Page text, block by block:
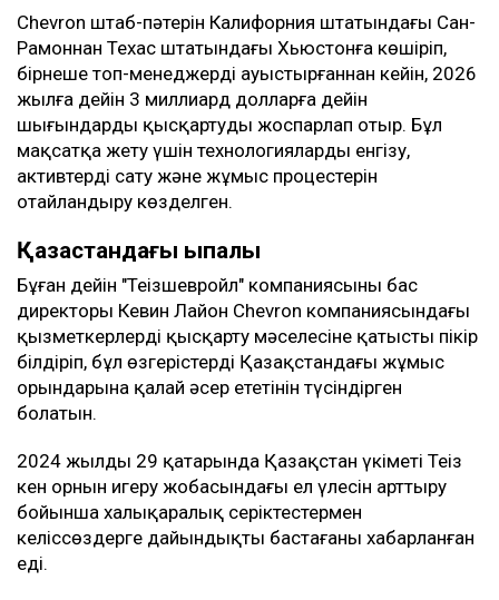
Chevron штаб-пәтерін Калифорния штатындағы Сан-
Рамоннан Техас штатындағы Хьюстонға көшіріп,
бірнеше топ-менеджерді ауыстырғаннан кейін, 2026
жылға дейін 3 миллиард долларға дейін
шығындарды қысқартуды жоспарлап отыр. Бұл
мақсатқа жету үшін технологияларды енгізу,
активтерді сату және жұмыс процестерін
оңтайландыру көзделген.
Қазақстандағы ықпалы
Бұған дейін "Теңізшевройл" компаниясының бас
директоры Кевин Лайон Chevron компаниясындағы
қызметкерлерді қысқарту мәселесіне қатысты пікір
білдіріп, бұл өзгерістердің Қазақстандағы жұмыс
орындарына қалай әсер ететінін түсіндірген
болатын.
2024 жылдың 29 қаңтарында Қазақстан үкіметі Теңіз
кен орнын игеру жобасындағы ел үлесін арттыру
бойынша халықаралық серіктестермен
келіссөздерге дайындықты бастағаны хабарланған
еді.